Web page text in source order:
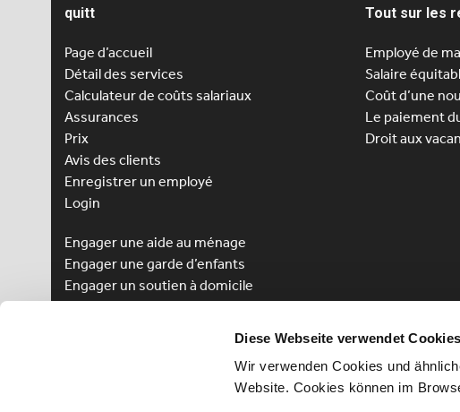
Diese Webseite verwendet Cookies
Wir verwenden Cookies und
Website. Cookies können im
quitt
Page d’accueil
Détail des services
Calculateur de coûts salariaux
Assurances
Prix
Avis des clients
Enregistrer un employé
Login
Engager une aide au ménage
Engager une garde d’enfants
Engager un soutien à domicile
Enregistrement des employés
Tout sur les
Employé de
Salaire
Coût d’une
Le paiement
Droit aux